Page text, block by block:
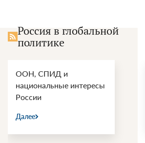
Россия в глобальной
политике
ООН, СПИД и
национальные интересы
России
Далее